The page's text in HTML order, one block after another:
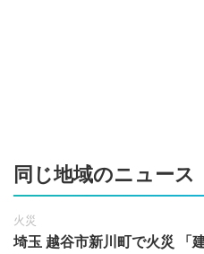
同じ地域のニュース
火災
埼玉 越谷市新川町で火災 「